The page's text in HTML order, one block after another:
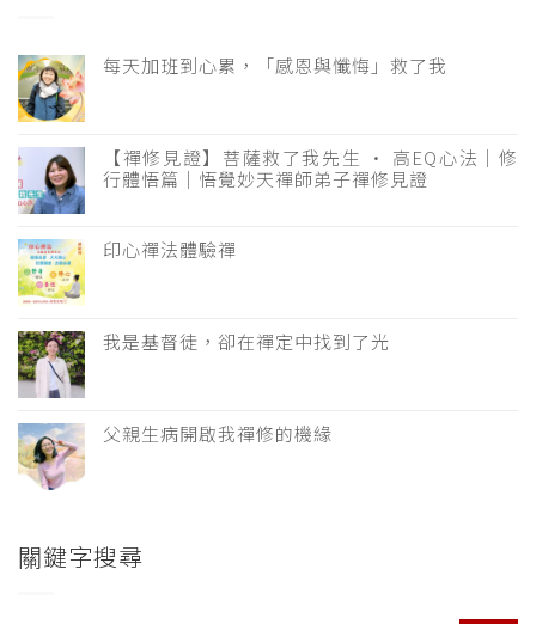
每天加班到心累，「感恩與懺悔」救了我
【禪修見證】菩薩救了我先生 · 高EQ心法｜修
行體悟篇｜悟覺妙天禪師弟子禪修見證
印心禪法體驗禪
我是基督徒，卻在禪定中找到了光
父親生病開啟我禪修的機緣
關鍵字搜尋